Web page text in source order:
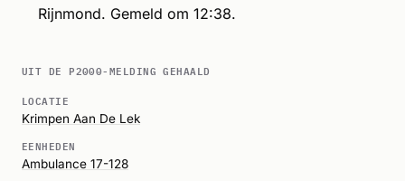
Rijnmond. Gemeld om 12:38.
UIT DE P2000-MELDING GEHAALD
LOCATIE
Krimpen Aan De Lek
EENHEDEN
Ambulance 17-128